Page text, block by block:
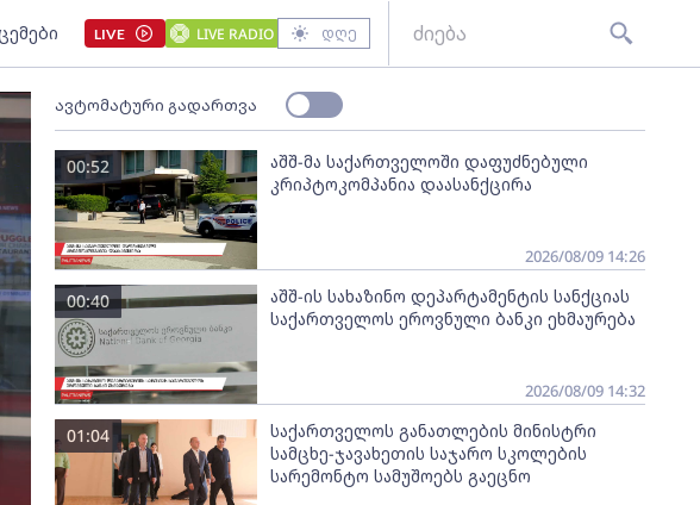
LIVE LIVE RADIO დღე
ავტომატური გადართვა
აშშ-მა საქართველოში დაფუძნებული
კრიპტოკომპანია დაასანქცირა
00:52
2026/08/09 14:26
აშშ-ის სახაზინო დეპარტამენტის სანქციას
საქართველოს ეროვნული ბანკი ეხმაურება
00:40
2026/08/09 14:32
საქართველოს განათლების მინისტრი
სამცხე-ჯავახეთის საჯარო სკოლების
სარემონტო სამუშოებს გაეცნო
01:04